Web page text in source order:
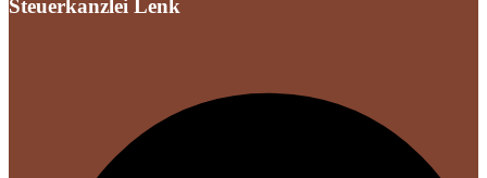
Steuerkanzlei Lenk